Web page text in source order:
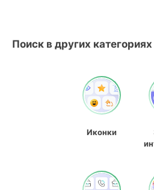
Поиск в других категориях
Иконки